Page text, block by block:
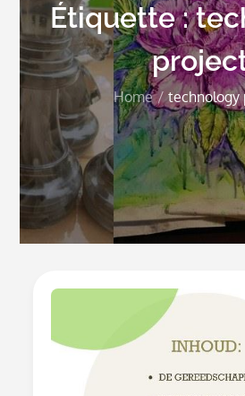
Étiquette :
Home technology